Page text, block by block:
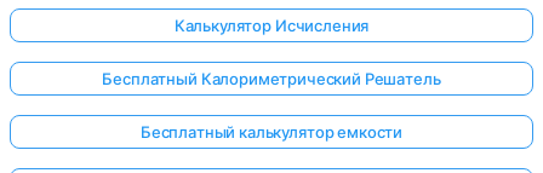
Калькулятор Исчисления
Бесплатный Калориметрический Решатель
Бесплатный калькулятор емкости